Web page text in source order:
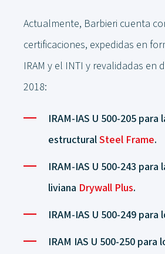
Actualmente, Barbieri cuenta
certificaciones, expedidas en
IRAM y el INTI y revalidadas en
2018:
IRAM-IAS U 500-205 para
estructuralSteel Frame.
IRAM-IAS U 500-243 para
liviana Drywall Plus.
IRAM-IAS U 500-249 para
IRAM IAS U 500-250 para